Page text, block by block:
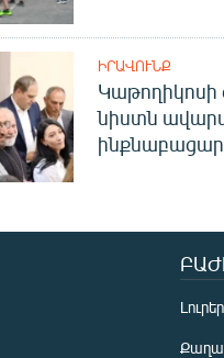
ԻՐԱՎՈՒՆՔ
նիստն
Լուրեր